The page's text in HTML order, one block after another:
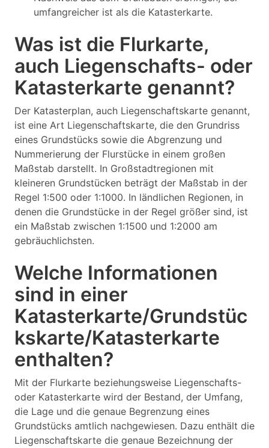
umfangreicher ist als die Katasterkarte.
Was ist die Flurkarte,
auch Liegenschafts- oder
Katasterkarte genannt?
Der Katasterplan, auch Liegenschaftskarte genannt,
ist eine Art Liegenschaftskarte, die den Grundriss
eines Grundstücks sowie die Abgrenzung und
Nummerierung der Flurstücke in einem großen
Maßstab darstellt. In Großstadtregionen mit
kleineren Grundstücken beträgt der Maßstab in der
Regel 1:500 oder 1:1000. In ländlichen Regionen, in
denen die Grundstücke in der Regel größer sind, ist
ein Maßstab zwischen 1:1500 und 1:2000 am
gebräuchlichsten.
Welche Informationen
sind in einer
Katasterkarte/Grundstüc
kskarte/Katasterkarte
enthalten?
Mit der Flurkarte beziehungsweise Liegenschafts-
oder Katasterkarte wird der Bestand, der Umfang,
die Lage und die genaue Begrenzung eines
Grundstücks amtlich nachgewiesen. Dazu enthält die
Liegenschaftskarte die genaue Bezeichnung der